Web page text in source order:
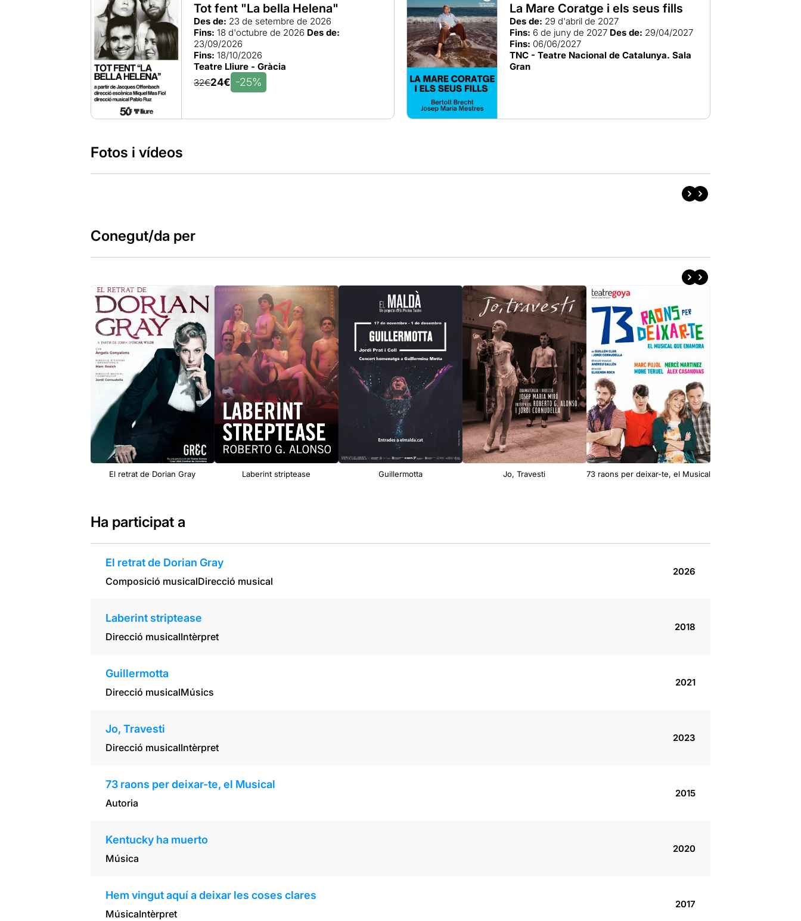
Tot fent "La bella Helena"
Des de: 23 de setembre de 2026
Fins: 18 d'octubre de 2026 Des de:
23/09/2026
Fins: 18/10/2026
Teatre Lliure - Gràcia
32€24€ -25%
La Mare Coratge i els seus fills
Des de: 29 d'abril de 2027
Fins: 6 de juny de 2027 Des de: 29/04/2027
Fins: 06/06/2027
TNC - Teatre Nacional de Catalunya. Sala
Gran
Fotos i vídeos
Conegut/da per
El retrat de Dorian Gray Laberint striptease Guillermotta Jo, Travesti 73 raons per deixar-te, el Musical
Ha participat a
El retrat de Dorian Gray
Composició musicalDirecció musical
2026
Laberint striptease
Direcció musicalIntèrpret
2018
Guillermotta
Direcció musicalMúsics
2021
Jo, Travesti
Direcció musicalIntèrpret
2023
73 raons per deixar-te, el Musical
Autoria
2015
Kentucky ha muerto
Música
2020
Hem vingut aquí a deixar les coses clares
MúsicaIntèrpret
2017